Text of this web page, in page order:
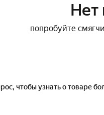
Нет
попробуйте
чтобы узнать о товаре